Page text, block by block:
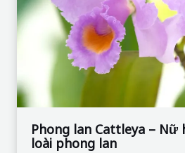
Phong lan Cattleya – Nữ
loài phong lan
Nữ
hoàng
phong
lan